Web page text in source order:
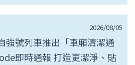
2026/08/05
強號列車推出「車廂清潔通
即時通報 打造更潔淨、貼